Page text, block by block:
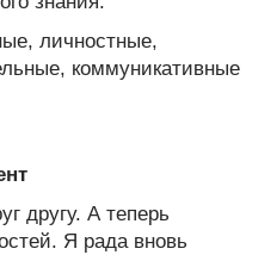
личностные,
коммуникативные
другу. А теперь
Я рада вновь